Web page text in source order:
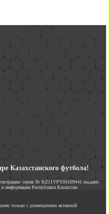
Казахстанского футбола!
серия № KZ11VPY00109441 выдано
информации Республики Казахстан.
только с размещением активной